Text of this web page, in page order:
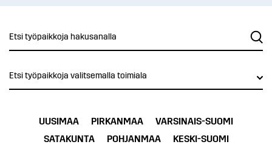
Etsi työpaikkoja valitsemalla toimiala
UUSIMAA PIRKANMAA
VARSINAIS-SUOMI
SATAKUNTA
POHJANMAA
KESKI-SUOMI